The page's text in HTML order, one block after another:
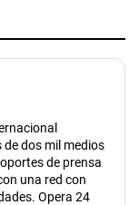
dos mil medios
de prensa
una red con
Opera 24